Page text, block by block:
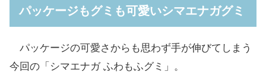
パッケージもグミも可愛いシマエナガグミ
パッケージの可愛さからも思わず手が伸びてしまう
今回の「シマエナガ ふわもふグミ」。